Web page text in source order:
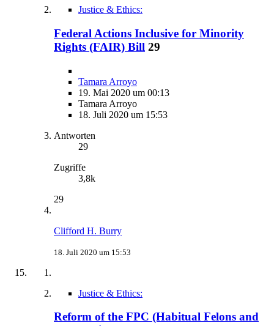
Justice & Ethics:
Federal Actions Inclusive for Minority
Rights (FAIR) Bill 29
Tamara Arroyo
19. Mai 2020 um 00:13
Tamara Arroyo
18. Juli 2020 um 15:53
Antworten
29
Zugriffe
3,8k
29
Clifford H. Burry
18. Juli 2020 um 15:53
Justice & Ethics:
Reform of the FPC (Habitual Felons and